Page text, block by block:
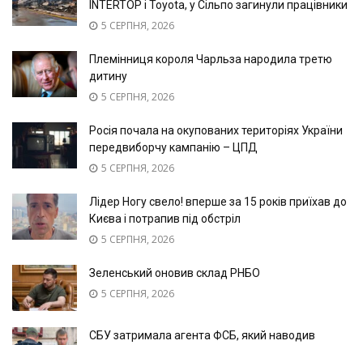
INTERTOP і Toyota, у Сільпо загинули працівники
5 СЕРПНЯ, 2026
Племінниця короля Чарльза народила третю
дитину
5 СЕРПНЯ, 2026
Росія почала на окупованих територіях України
передвиборчу кампанію – ЦПД
5 СЕРПНЯ, 2026
Лідер Ногу свело! вперше за 15 років приїхав до
Києва і потрапив під обстріл
5 СЕРПНЯ, 2026
Зеленський оновив склад РНБО
5 СЕРПНЯ, 2026
СБУ затримала агента ФСБ, який наводив